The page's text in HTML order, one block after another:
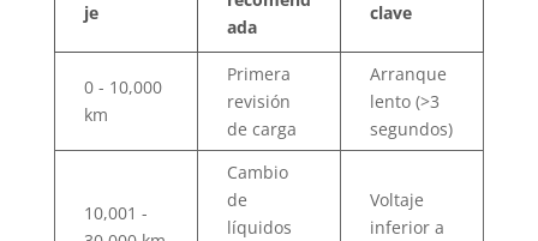
je
ada
clave
0 - 10,000
km
Primera
revisión
de carga
Arranque
lento (>3
segundos)
10,001 -
Cambio
de
líquidos
Voltaje
inferior a